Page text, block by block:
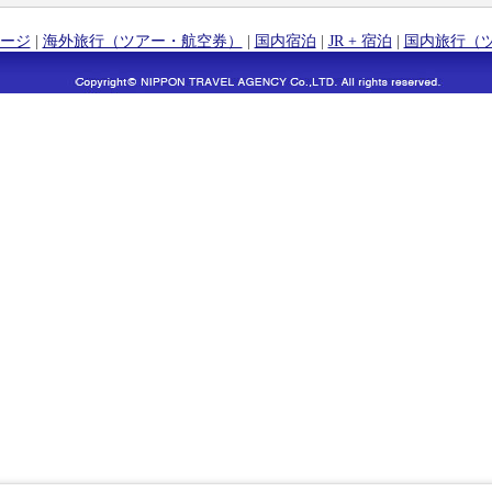
ジ | 海外旅行（ツアー・航空券） | 国内宿泊 | JR + 宿泊 | 国内旅行（